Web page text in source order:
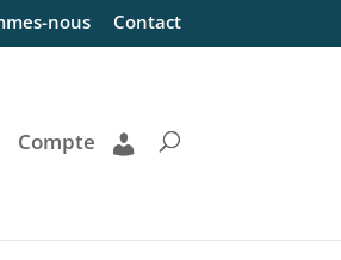
nous Contact
Compte